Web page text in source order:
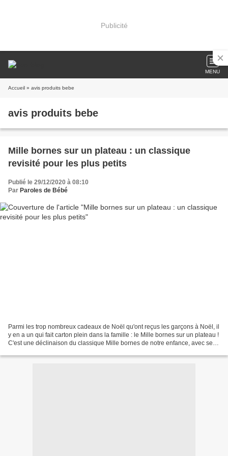
Publicité
MENU
Accueil » avis produits bebe
avis produits bebe
Mille bornes sur un plateau : un classique
revisité pour les plus petits
Publié le 29/12/2020 à 08:10
Par Paroles de Bébé
Parmi les trop nombreux cadeaux de Noël qu'ont reçus les garçons à Noël, il
y en a un qui fait carton plein dans la famille : le Mille bornes sur un plateau !
C'est une déclinaison du classique Mille bornes de notre enfance, avec ses